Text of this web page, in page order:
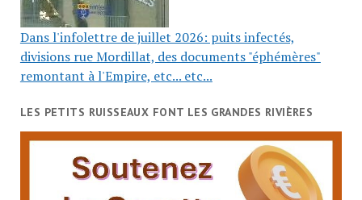
Dans l'infolettre de juillet 2026: puits infectés,
divisions rue Mordillat, des documents "éphémères"
remontant à l'Empire, etc... etc...
LES PETITS RUISSEAUX FONT LES GRANDES RIVIÈRES